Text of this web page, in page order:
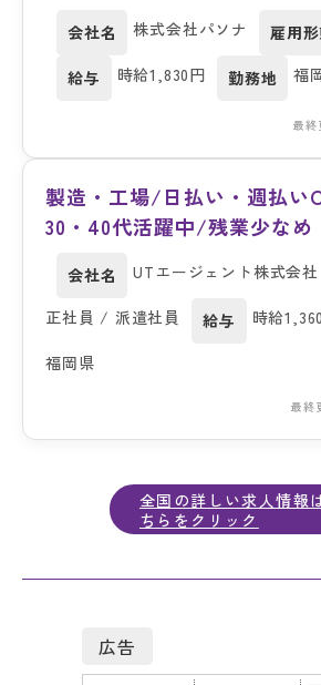
会社名 株式会社パソナ 雇用
給与 時給1,830円 勤務地 福
最終
製造・工場/日払い・週払い
30・40代活躍中/残業少なめ
会社名 UTエージェント株式会社
正社員 / 派遣社員
給与 時給
福岡県
最終
全国の詳しい求人情報
ちらをクリック
広告